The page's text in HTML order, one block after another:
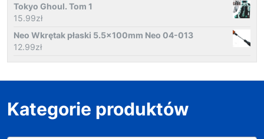
Tokyo Ghoul. Tom 1
15.99zł
Neo Wkrętak płaski 5.5x100mm Neo 04-013
12.99zł
Kategorie produktów